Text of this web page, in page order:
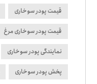
قیمت پودر سوخاری
قیمت پودر سوخاری مرغ
نمایندگی پودر سوخاری
پخش پودر سوخاری